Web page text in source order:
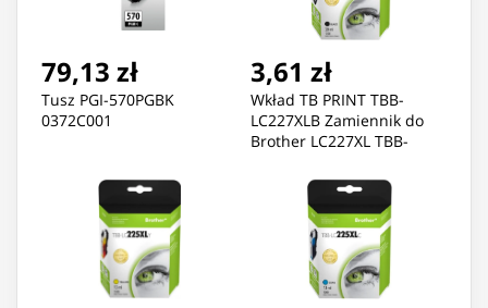
79,13 zł
Tusz PGI-570PGBK
0372C001
3,61 zł
Wkład TB PRINT TBB-
LC227XLB Zamiennik do
Brother LC227XL TBB-